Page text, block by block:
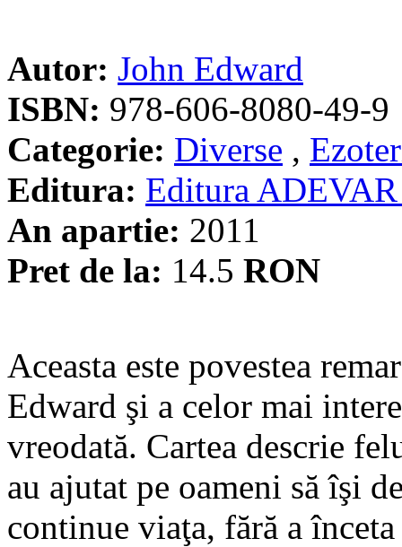
Autor: John Edward
ISBN: 978-606-8080-49-9
Categorie: Diverse ,
Editura: Editura
An apartie: 2011
Pret de la: 14.5 RON
Aceasta este povestea
Edward şi a celor mai
vreodată. Cartea descrie
au ajutat pe oameni să îşi
continue viaţa, fără a